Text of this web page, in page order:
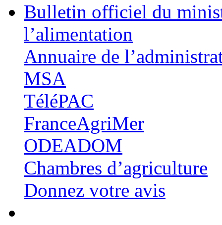
Bulletin officiel du
l’alimentation
Annuaire de
MSA
TéléPAC
FranceAgriMer
ODEADOM
Chambres d’agriculture
Donnez votre avis